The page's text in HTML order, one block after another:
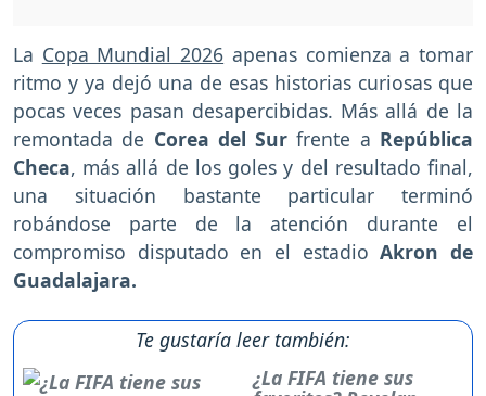
La Copa Mundial 2026 apenas comienza a tomar
ritmo y ya dejó una de esas historias curiosas que
pocas veces pasan desapercibidas. Más allá de la
remontada de Corea del Sur frente a República
Checa, más allá de los goles y del resultado final,
una situación bastante particular terminó
robándose parte de la atención durante el
compromiso disputado en el estadio Akron de
Guadalajara.
Te gustaría leer también:
¿La FIFA tiene sus